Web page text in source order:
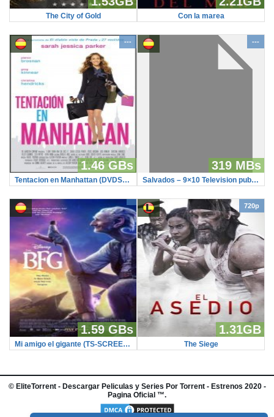
The City of Gold Con la marea
---
1.46 GBs
Tentacion en Manhattan (DVDScreener)
---
319 MBs
Salvados – 9×10 Television publica politicos al mando
1.59 GBs
Mi amigo el gigante (TS-SCREENER)
720p
1.31GB
The Siege
© EliteTorrent- Descargar Peliculas y Series Por Torrent - Estrenos 2020 -
Pagina Oficial ™.